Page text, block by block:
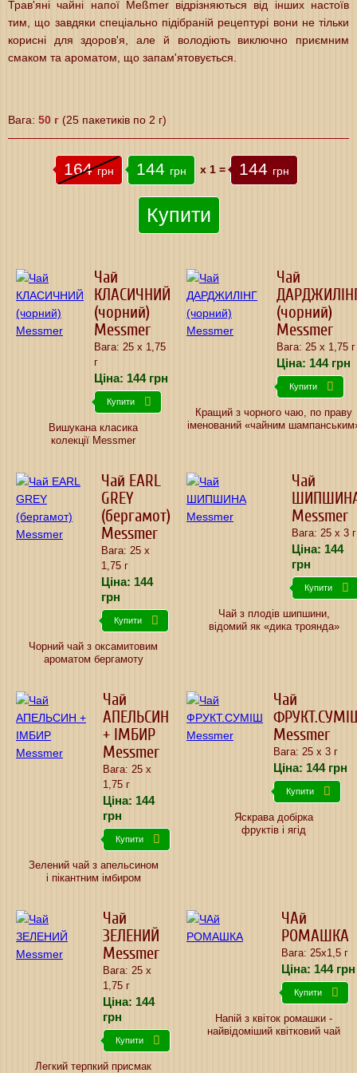
Трав'яні чайні напої Meßmer відрізняються від інших настоїв
тим, що завдяки спеціально підібраній рецептурі вони не тільки
корисні для здоров'я, але й володіють виключно приємним
смаком та ароматом, що запам'ятовується.
Вага: 50 г (25 пакетиків по 2 г)
164грн 144 грн x 1= 144 грн
Купити
Чай
КЛАСИЧНИЙ
(чорний)
Messmer
Вага: 25 х 1,75
г
Ціна: 144грн
Купити
Вишукана класика
колекції Messmer
Чай
(чорний)
Messmer
Вага: 25 х 1,75 г
Ціна: 144грн
Купити
Кращий з чорного чаю, по праву
іменований «чайним
Чай EARL
GREY
(бергамот)
Messmer
Вага: 25 х
1,75 г
Ціна: 144
грн
Купити
Чорний чай з оксамитовим
ароматом бергамоту
Чай
Messmer
Вага: 25 х 3 г
Ціна: 144
грн
Купити
Чай з плодів шипшини,
відомий як «дика троянда»
Чай
АПЕЛЬСИН
+ ІМБИР
Messmer
Вага: 25 х
1,75 г
Ціна: 144
грн
Купити
Зелений чай з апельсином
і пікантним імбиром
Чай
Messmer
Вага: 25 х 3 г
Ціна: 144грн
Купити
Яскрава добірка
фруктів і ягід
Чай
ЗЕЛЕНИЙ
Messmer
Вага: 25 х
1,75 г
Ціна: 144
грн
Купити
Легкий терпкий присмак
ЧАй
РОМАШКА
Вага: 25х1,5 г
Ціна: 144грн
Купити
Напій з квіток ромашки -
найвідоміший квітковий чай